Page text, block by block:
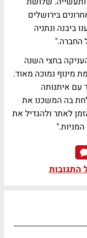
בירושלים
ביבנה ונתניה
החברה."
בחצי השנה
וזאת עם רמת מינוף נמוכה מאוד.
עם איתנותה
בה המשכנו את
לאתר ולהגדיל את
התגובות